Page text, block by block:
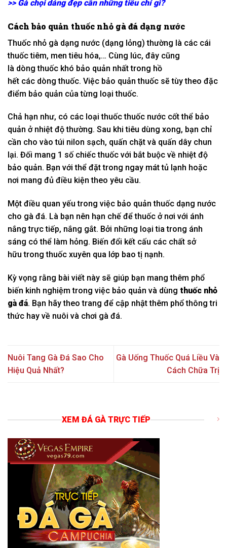
>>Gà chọi dáng đẹp cần những tiêu chí gì?
Cáchbảo quản thuốc nhỏ gà đá dạng nước
Thuốc nhỏ gà dạng nước (dạng lỏng) thường là các cái
thuốc tiêm, men tiêu hóa,… Cùng lúc, đây cũng
là dòng thuốc khó bảo quản nhất trong hồ
hết các dòng thuốc. Việc bảo quản thuốc sẽ tùy theo đặc
điểm bảo quản của từng loại thuốc.
Chả hạn như, có các loại thuốcthuốc nước cốt thể bảo
quản ở nhiệt độ thường. Sau khi tiêu dùng xong, bạn chỉ
cần cho vào túi nilon sạch, quấn chặt và quấn dây chun
lại. Đối mang 1 số chiếcthuốc với bắt buộc về nhiệt độ
bảo quản. Bạn với thể đặt trong ngay mát tủ lạnh hoặc
nơi mang đủ điều kiện theo yêu cầu.
Một điều quan yếu trong việc bảo quản thuốc dạng nước
cho gà đá. Là bạn nên hạn chế để thuốc ở nơi với ánh
nắng trực tiếp, nắng gắt. Bởi những loại tia trong ánh
sáng có thể làm hỏng. Biến đổi kết cấu các chất sở
hữu trong thuốc xuyên qua lớp baotị nạnh.
Kỳ vọng rằng bài viết này sẽ giúp bạn mang thêm phổ
biến kinh nghiệm trong việc bảo quản và dùng thuốc nhỏ
gà đá. Bạn hãy theo trang để cập nhật thêm phổ thông tri
thức hay về nuôi và chơi gà đá.
Nuôi Tang Gà Đá Sao Cho
Hiệu Quả Nhất?
Gà Uống Thuốc Quá Liều Và
Cách Chữa Trị
XEM ĐÁ GÀ TRỰC TIẾP